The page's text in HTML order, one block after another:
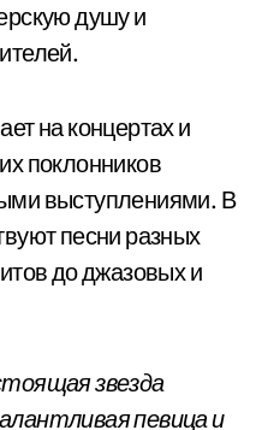
душу и
на концертах и
поклонников
выступлениями. В
песни разных
до джазовых и
звезда
певица и